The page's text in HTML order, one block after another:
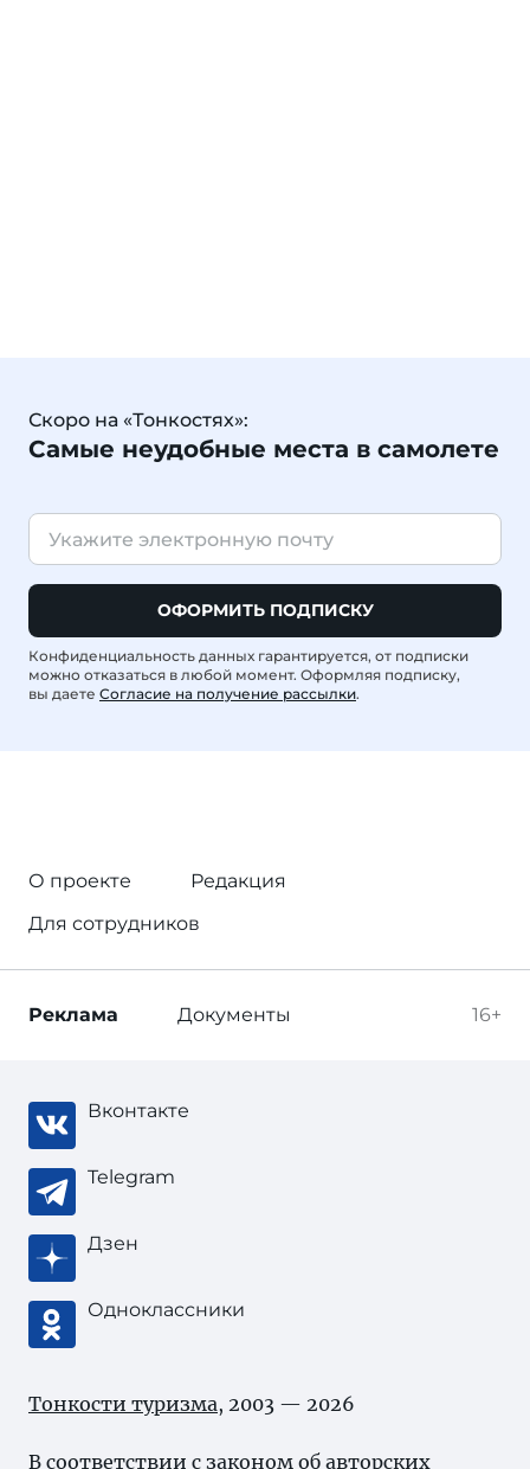
Скоро на «Тонкостях»:
Самые неудобные места в самолете
ОФОРМИТЬ ПОДПИСКУ
Конфиденциальность данных гарантируется, от подписки
можно отказаться в любой момент. Оформляя подписку,
вы даете Согласие на получение рассылки.
О проекте
Редакция
Для сотрудников
16+
Реклама Документы
Вконтакте
Telegram
Дзен
Одноклассники
Тонкости туризма, 2003 — 2026
В соответствии с законом об авторских